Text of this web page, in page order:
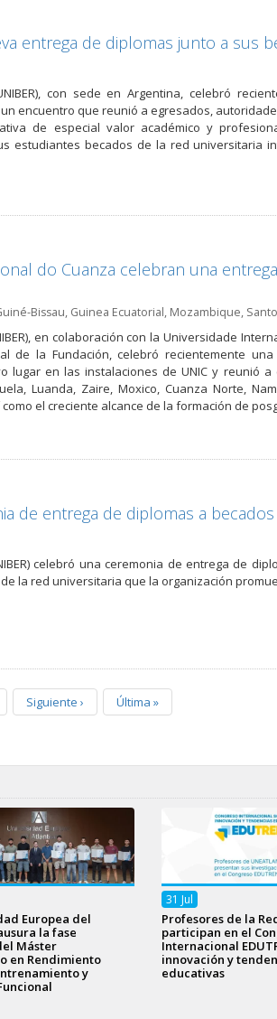
entrega de diplomas junto a sus
con sede en Argentina, celebró
encuentro que reunió a egresados,
de especial valor académico y
estudiantes becados de la red universitaria
do Cuanza celebran una
Bissau, Guinea Ecuatorial, Mozambique,
en colaboración con la Universidade
de la Fundación, celebró recientemente
lugar en las instalaciones de UNIC y reunió
Luanda, Zaire, Moxico, Cuanza Norte,
el creciente alcance de la formación de
de entrega de diplomas a
celebró una ceremonia de entrega de
la red universitaria que la organización
Siguiente › Última »
Europea del
la fase
Máster
en Rendimiento
y
31 Jul
Profesores de la
participan en el
Internacional
innovación y
educativas